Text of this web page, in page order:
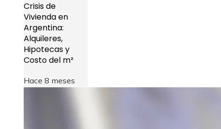
Crisis de
Vivienda en
Argentina:
Alquileres,
Hipotecas y
Costo del m²
Hace 8 meses